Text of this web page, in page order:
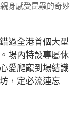
身感受昆蟲的奇妙
過全港首個大型
場內特設專屬休
愛爬寵到場結識
，定必流連忘